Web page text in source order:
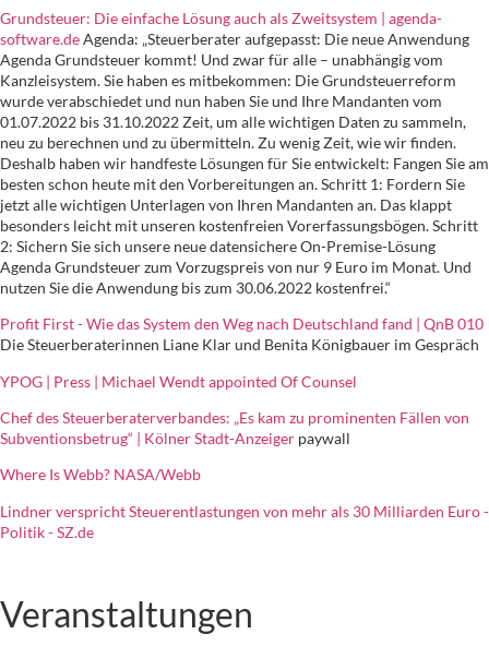
⁣Grundsteuer: Die einfache Lösung auch als Zweitsystem | agenda-
software.deAgenda: „Steuerberater aufgepasst: Die neue Anwendung
Agenda Grundsteuer kommt! Und zwar für alle – unabhängig vom
Kanzleisystem. Sie haben es mitbekommen: Die Grundsteuerreform
wurde verabschiedet und nun haben Sie und Ihre Mandanten vom
01.07.2022 bis 31.10.2022 Zeit, um alle wichtigen Daten zu sammeln,
neu zu berechnen und zu übermitteln. Zu wenig Zeit, wie wir finden.
Deshalb haben wir handfeste Lösungen für Sie entwickelt: Fangen Sie am
besten schon heute mit den Vorbereitungen an. Schritt 1: Fordern Sie
jetzt alle wichtigen Unterlagen von Ihren Mandanten an. Das klappt
besonders leicht mit unseren kostenfreien Vorerfassungsbögen. Schritt
2: Sichern Sie sich unsere neue datensichere On-Premise-Lösung
Agenda Grundsteuer zum Vorzugspreis von nur 9 Euro im Monat. Und
nutzen Sie die Anwendung bis zum 30.06.2022 kostenfrei.“
Profit First - Wie das System den Weg nach Deutschland fand | QnB 010
Die Steuerberaterinnen Liane Klar und Benita Königbauer im Gespräch
YPOG | Press | Michael Wendt appointed Of Counsel
Chef des Steuerberaterverbandes: „Es kam zu prominenten Fällen von
Subventionsbetrug“ | Kölner Stadt-Anzeiger paywall
Where Is Webb? NASA/Webb
Lindner verspricht Steuerentlastungen von mehr als 30 Milliarden Euro -
Politik - SZ.de
Veranstaltungen